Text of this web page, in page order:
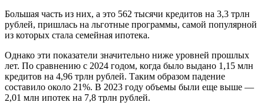
Большая часть из них, а это 562 тысячи кредитов на 3,3 трлн
рублей, пришлась на льготные программы, самой популярной
из которых стала семейная ипотека.
Однако эти показатели значительно ниже уровней прошлых
лет. По сравнению с 2024 годом, когда было выдано 1,15 млн
кредитов на 4,96 трлн рублей. Таким образом падение
составило около 21%. В 2023 году объемы были еще выше —
2,01 млн ипотек на 7,8 трлн рублей.